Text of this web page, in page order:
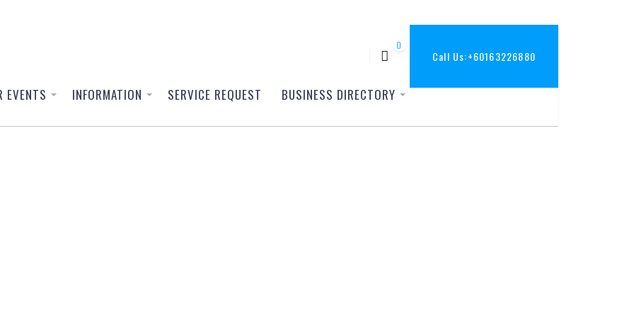
Call Us:+60163226880
0
EVENTS INFORMATION SERVICE REQUEST BUSINESS DIRECTORY